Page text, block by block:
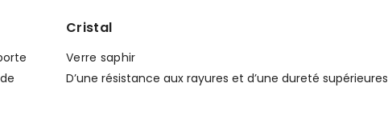
Cristal
Verre saphir
D’une résistance aux rayures et d’une dureté supérieures